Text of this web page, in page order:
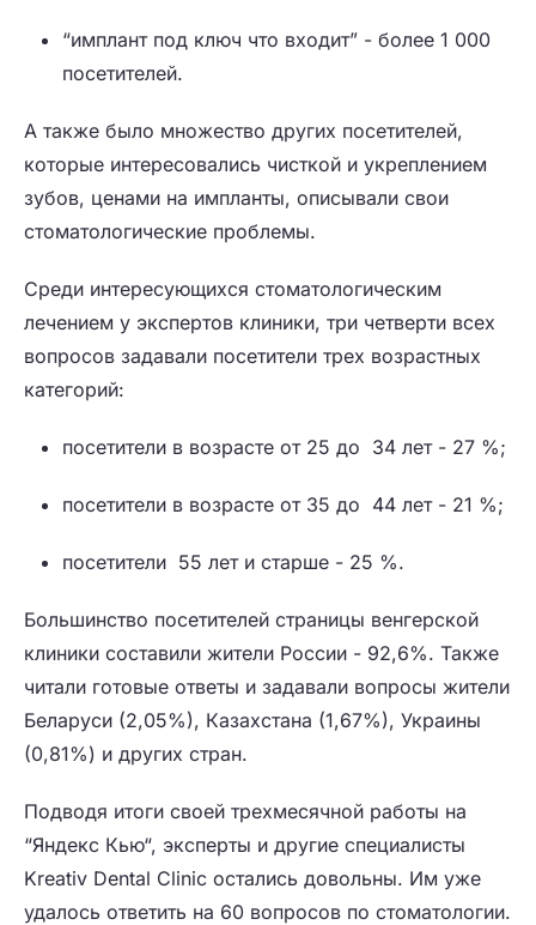
“имплант под ключ что входит” - более 1 000
посетителей.
А также было множество других посетителей,
которые интересовались чисткой и укреплением
зубов, ценами на импланты, описывали свои
стоматологические проблемы.
Среди интересующихся стоматологическим
лечением у экспертов клиники, три четверти всех
вопросов задавали посетители трех возрастных
категорий:
посетители в возрасте от 25 до 34 лет - 27 %;
посетители в возрасте от 35 до 44 лет - 21 %;
посетители 55 лет и старше - 25 %.
Большинство посетителей страницы венгерской
клиники составили жители России - 92,6%. Также
читали готовые ответы и задавали вопросы жители
Беларуси (2,05%), Казахстана (1,67%), Украины
(0,81%) и других стран.
Подводя итоги своей трехмесячной работы на
“Яндекс Кью“, эксперты и другие специалисты
Kreativ Dental Clinic остались довольны. Им уже
удалось ответить на 60 вопросов по стоматологии.